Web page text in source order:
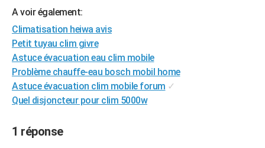
Guides de France
Escapades
Patrimoine
Expositions
Musées
Week-end nature
+LIFESTYLE
Art de vivre
Bien-être
Loisirs
Mode
Modes de vie
SANTE
Alimentation
Guide de la santé
Maladies
Médicaments
Sommeil
VOYAGE
Destinations
City break
Voyage nature
Voyage de noces
Forum
Climat
+PHOTO
BONS PLANS
A voir également:
Climatisation heiwa avis
Petit tuyau clim givre
Astuce évacuation eau clim mobile
Problème chauffe-eau bosch mobil home
Astuce évacuation clim mobile forum ✓
Quel disjoncteur pour clim 5000w
1 réponse